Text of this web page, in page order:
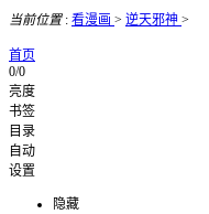
当前位置: 看漫画 > 逆天邪神 >
首页
0/0
亮度
书签
目录
自动
设置
隐藏